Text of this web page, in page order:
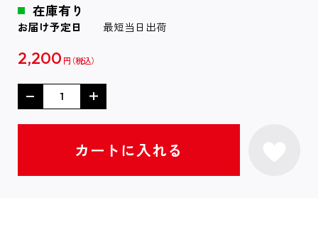
在庫有り
お届け予定日 最短当日出荷
2,200 円